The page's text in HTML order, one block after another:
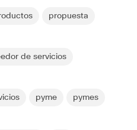
propuesta
de servicios
pyme pymes